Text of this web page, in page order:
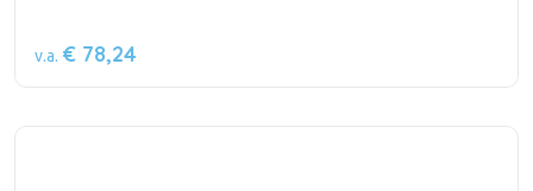
v.a. € 78,24